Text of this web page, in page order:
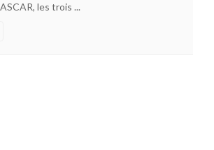
les trois ...